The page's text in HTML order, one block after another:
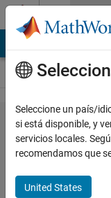
Saltar al contenido
Problem
44060.
Pillar
Seleccione un país/
si está disponible, y
servicios locales.
recomendamos que
United States